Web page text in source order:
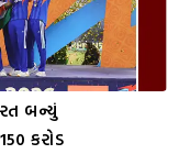
બન્યું
કરોડ